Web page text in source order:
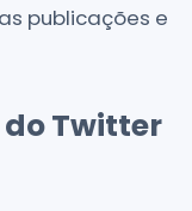
publicações e
Twitter